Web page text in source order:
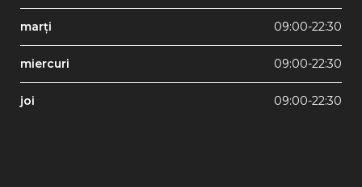
marți 09:00-22:30
miercuri 09:00-22:30
joi 09:00-22:30